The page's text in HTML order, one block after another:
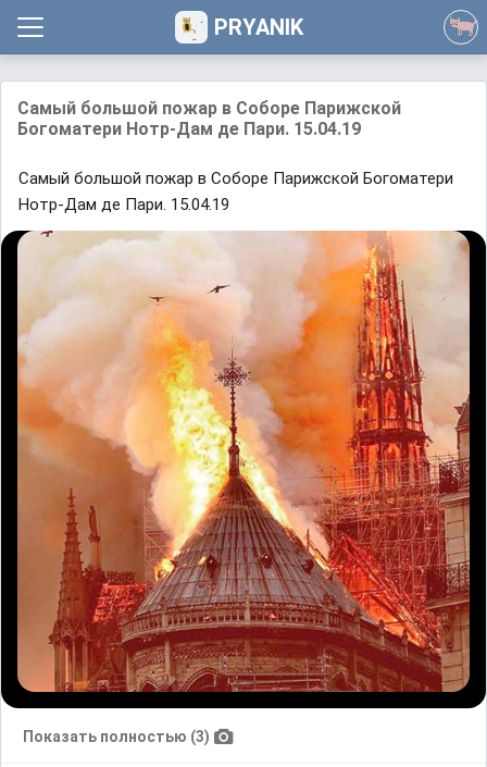
PRYANIK
Самый большой пожар в Соборе Парижской
Богоматери Нотр-Дам де Пари. 15.04.19
Самый большой пожар в Соборе Парижской Богоматери
Нотр-Дам де Пари. 15.04.19
Показать полностью (3)